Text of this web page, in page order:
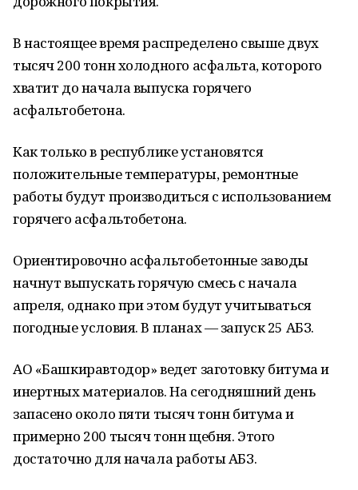
В настоящее время распределено свыше двух
тысяч 200 тонн холодного асфальта, которого
хватит до начала выпуска горячего
асфальтобетона.
Как только в республике установятся
положительные температуры, ремонтные
работы будут производиться с использованием
горячего асфальтобетона.
Ориентировочно асфальтобетонные заводы
начнут выпускать горячую смесь с начала
апреля, однако при этом будут учитываться
погодные условия. В планах — запуск 25 АБЗ.
АО «Башкиравтодор» ведет заготовку битума и
инертных материалов. На сегодняшний день
запасено около пяти тысяч тонн битума и
примерно 200 тысяч тонн щебня. Этого
достаточно для начала работы АБЗ.